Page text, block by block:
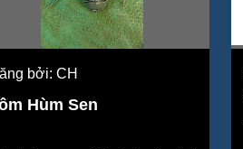
bởi: CH
Hùm Sen